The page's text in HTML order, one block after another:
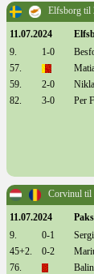
Elfsborg til
11.07.2024
9.
1-0
57.
59.
2-0
82.
3-0 Per
Corvinul til
11.07.2024
9.
0-1
45+2.
0-2
76.